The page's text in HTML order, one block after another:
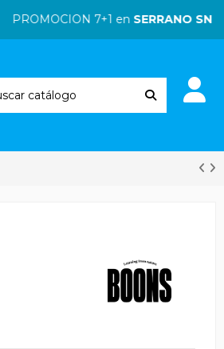
PROMOCION 7+1 en SERRANO